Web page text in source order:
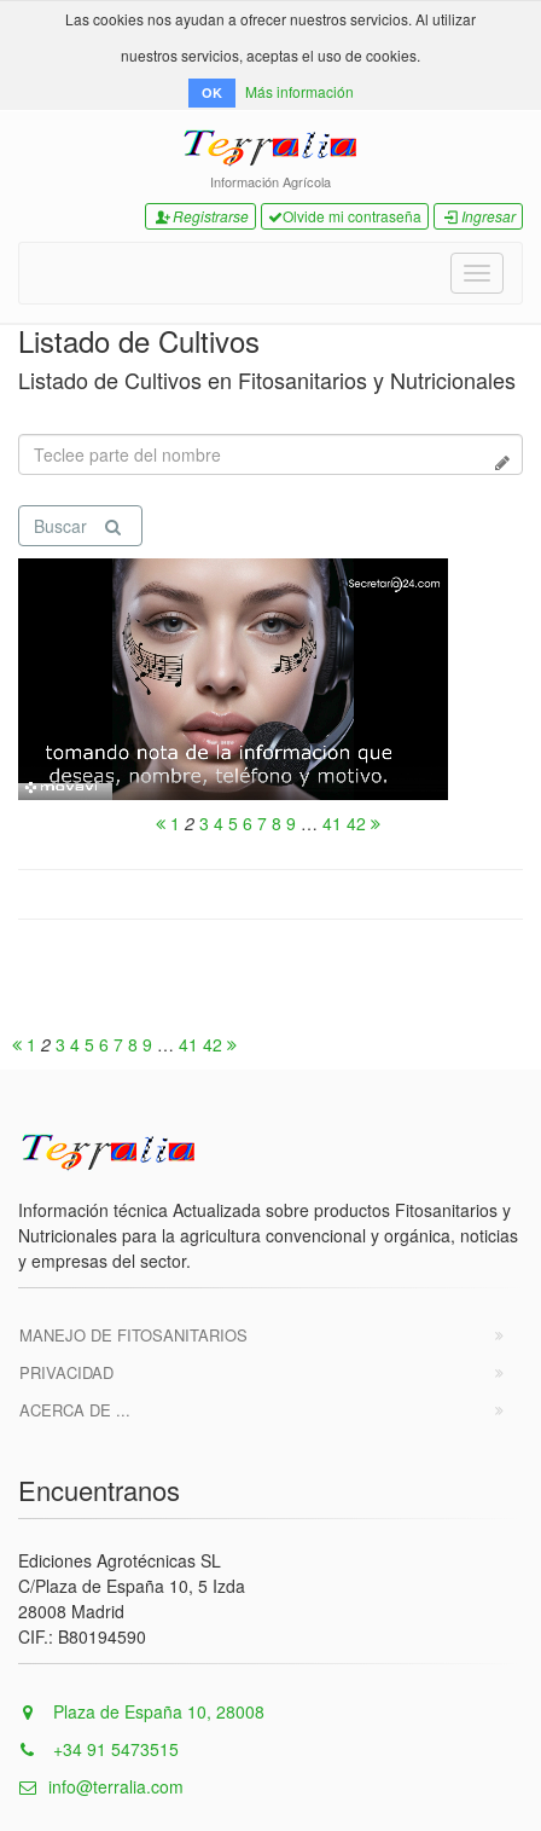
Las cookies nos ayudan a ofrecer nuestros servicios. Al utilizar
nuestros servicios, aceptas el uso de cookies.
OK Más información
Información Agrícola
Registrarse Olvide mi contraseña Ingresar
Toggle
Listado de Cultivos
Listado de Cultivos en Fitosanitarios y Nutricionales
Buscar
1 2 3 4 5 6 7 8 9 … 41 42
1 2 3 4 5 6 7 8 9 … 41 42
Información técnica Actualizada sobre productos Fitosanitarios y
Nutricionales para la agricultura convencional y orgánica, noticias
y empresas del sector.
MANEJO DE FITOSANITARIOS
PRIVACIDAD
ACERCA DE ...
Encuentranos
Ediciones Agrotécnicas SL
C/Plaza de España 10, 5 Izda
28008 Madrid
CIF.: B80194590
Plaza de España 10, 28008
+34 91 5473515
info@terralia.com